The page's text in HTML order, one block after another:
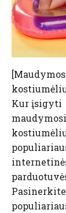
[
Kur įsigyti
maudymosi